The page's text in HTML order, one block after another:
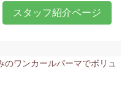
スタッフ紹介ページ
ワンカールパーマでボリュ